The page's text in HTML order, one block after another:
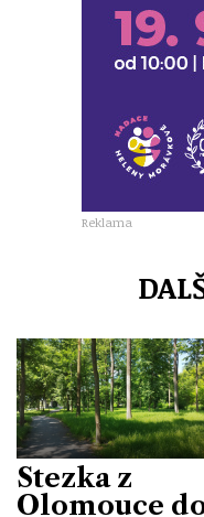
Reklama
Stezka z
Olomouce